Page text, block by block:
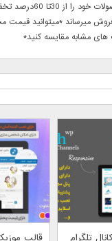
مشتریان عزیز. تمام
میرساند *میتوانید قیمت
های مشابه مقایسه کنید*
تلگرام
قالب